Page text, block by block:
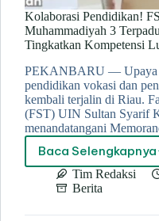
Kolaborasi Pendidikan!
Muhammadiyah 3
Tingkatkan Kompetensi
PEKANBARU — Upaya
pendidikan vokasi dan
kembali terjalin di Riau.
(FST) UIN Sultan Syarif
menandatangani
Baca Selengkapnya
Suska
Tim Redaksi
Berita